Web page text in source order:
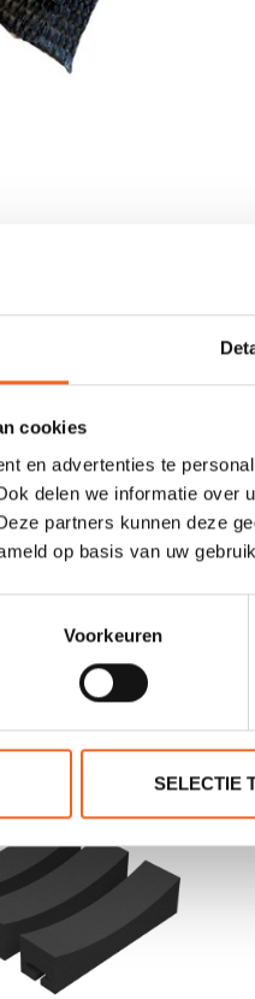
cookies
en advertenties te
delen we informatie
partners kunnen deze
op basis van uw
Voorkeuren
SELECTIE
De gesp is voorzien
0 sterren op basis